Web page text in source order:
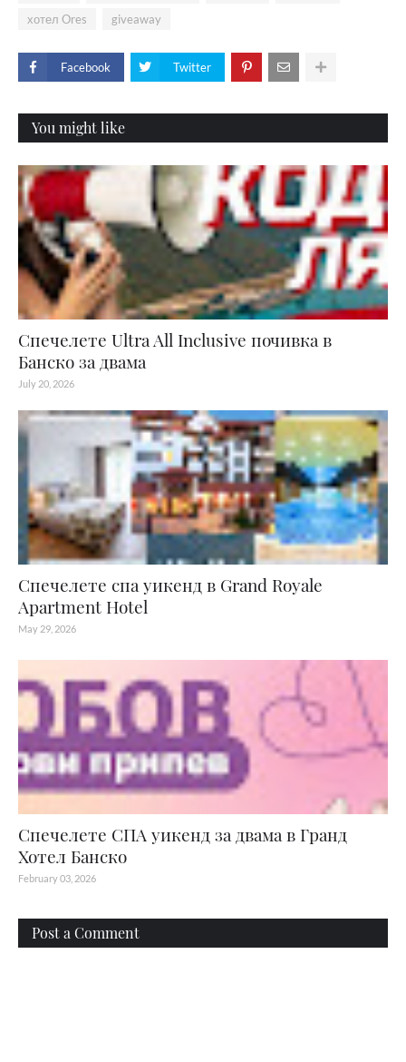
хотел Ores giveaway
Facebook Twitter
You might like
Спечелете Ultra All Inclusive почивка в
Банско за двама
July 20, 2026
Спечелете спа уикенд в Grand Royale
Apartment Hotel
May 29, 2026
Спечелете СПА уикенд за двама в Гранд
Хотел Банско
February 03, 2026
Post a Comment